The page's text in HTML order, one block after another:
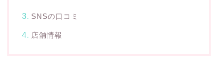
SNSの口コミ
店舗情報